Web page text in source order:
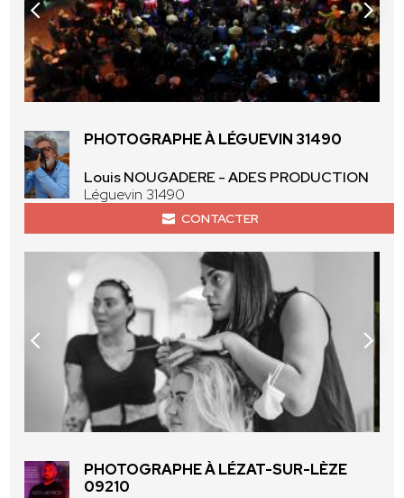
PHOTOGRAPHE À LÉGUEVIN 31490
Louis NOUGADERE - ADES PRODUCTION
Léguevin 31490
CONTACTER
PHOTOGRAPHE À LÉZAT-SUR-LÈZE
09210